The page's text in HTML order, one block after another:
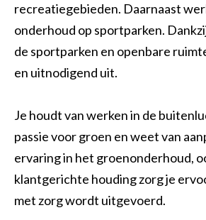
Grondwerker/
Voorman
Trekkerchauffeur
Vakman GWW
Open sollicitatie
Maaimachinist /
Groenvoorziener
Vakbekwaam
Civiele Techniek
Medewerker
Medewerker groen en
Assistent plant, dier of
Straatmaker
Waterwerken
Sport
Engineering &
recreatiegebieden. Daarnaast
onderhoud op sportparken.
de sportparken en openbare
en uitnodigend uit.
Je houdt van werken in de
passie voor groen en weet van
ervaring in het groenonderhoud,
klantgerichte houding zorg je
met zorg wordt uitgevoerd.